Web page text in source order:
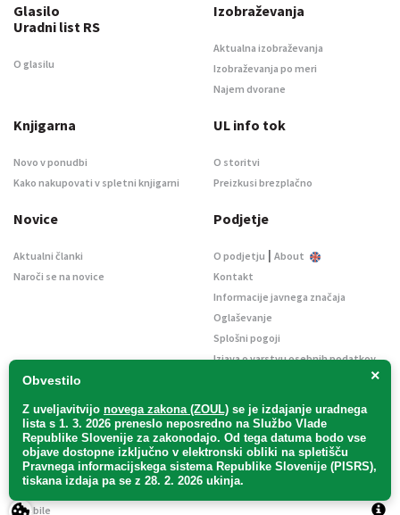
×
Obvestilo
Z uveljavitvijo novega zakona (ZOUL) se je izdajanje uradnega
lista s 1. 3. 2026 preneslo neposredno na Službo Vlade
Republike Slovenije za zakonodajo. Od tega datuma bodo vse
objave dostopne izključno v elektronski obliki na spletišču
Pravnega informacijskega sistema Republike Slovenije (PISRS),
tiskana izdaja pa se z 28. 2. 2026 ukinja.
Glasilo
Uradni list RS
O glasilu
Izobraževanja
Aktualna izobraževanja
Izobraževanja po meri
Najem dvorane
Knjigarna
Novo v ponudbi
Kako nakupovati v spletni knjigarni
UL info tok
O storitvi
Preizkusi brezplačno
Novice
Aktualni članki
Naroči se na novice
Podjetje
O podjetju | About
Kontakt
Informacije javnega značaja
Oglaševanje
Splošni pogoji
Izjava o varstvu osebnih podatkov
Uradni list d. o. o. – v likvidaciji / Vse pravice pridržane.
2Mobile